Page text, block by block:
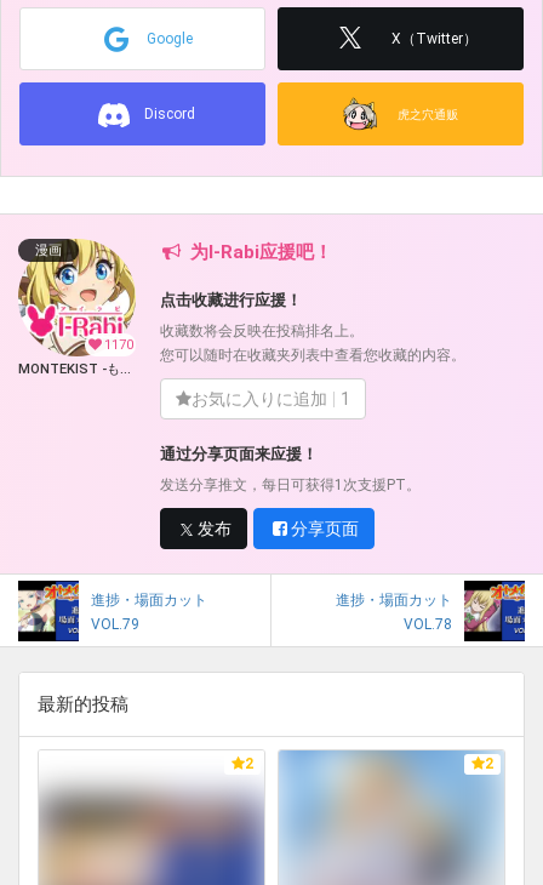
Google X（Twitter）
Discord 虎之穴通贩
1170
漫画
MONTEKIST -もんてきすと- (I-Rabi)
为I-Rabi应援吧！
点击收藏进行应援！
收藏数将会反映在投稿排名上。
您可以随时在收藏夹列表中查看您收藏的内容。
お気に入りに追加 1
通过分享页面来应援！
发送分享推文，每日可获得1次支援PT。
发布 分享页面
進捗・場面カット
VOL.79
進捗・場面カット
VOL.78
最新的投稿
2 2